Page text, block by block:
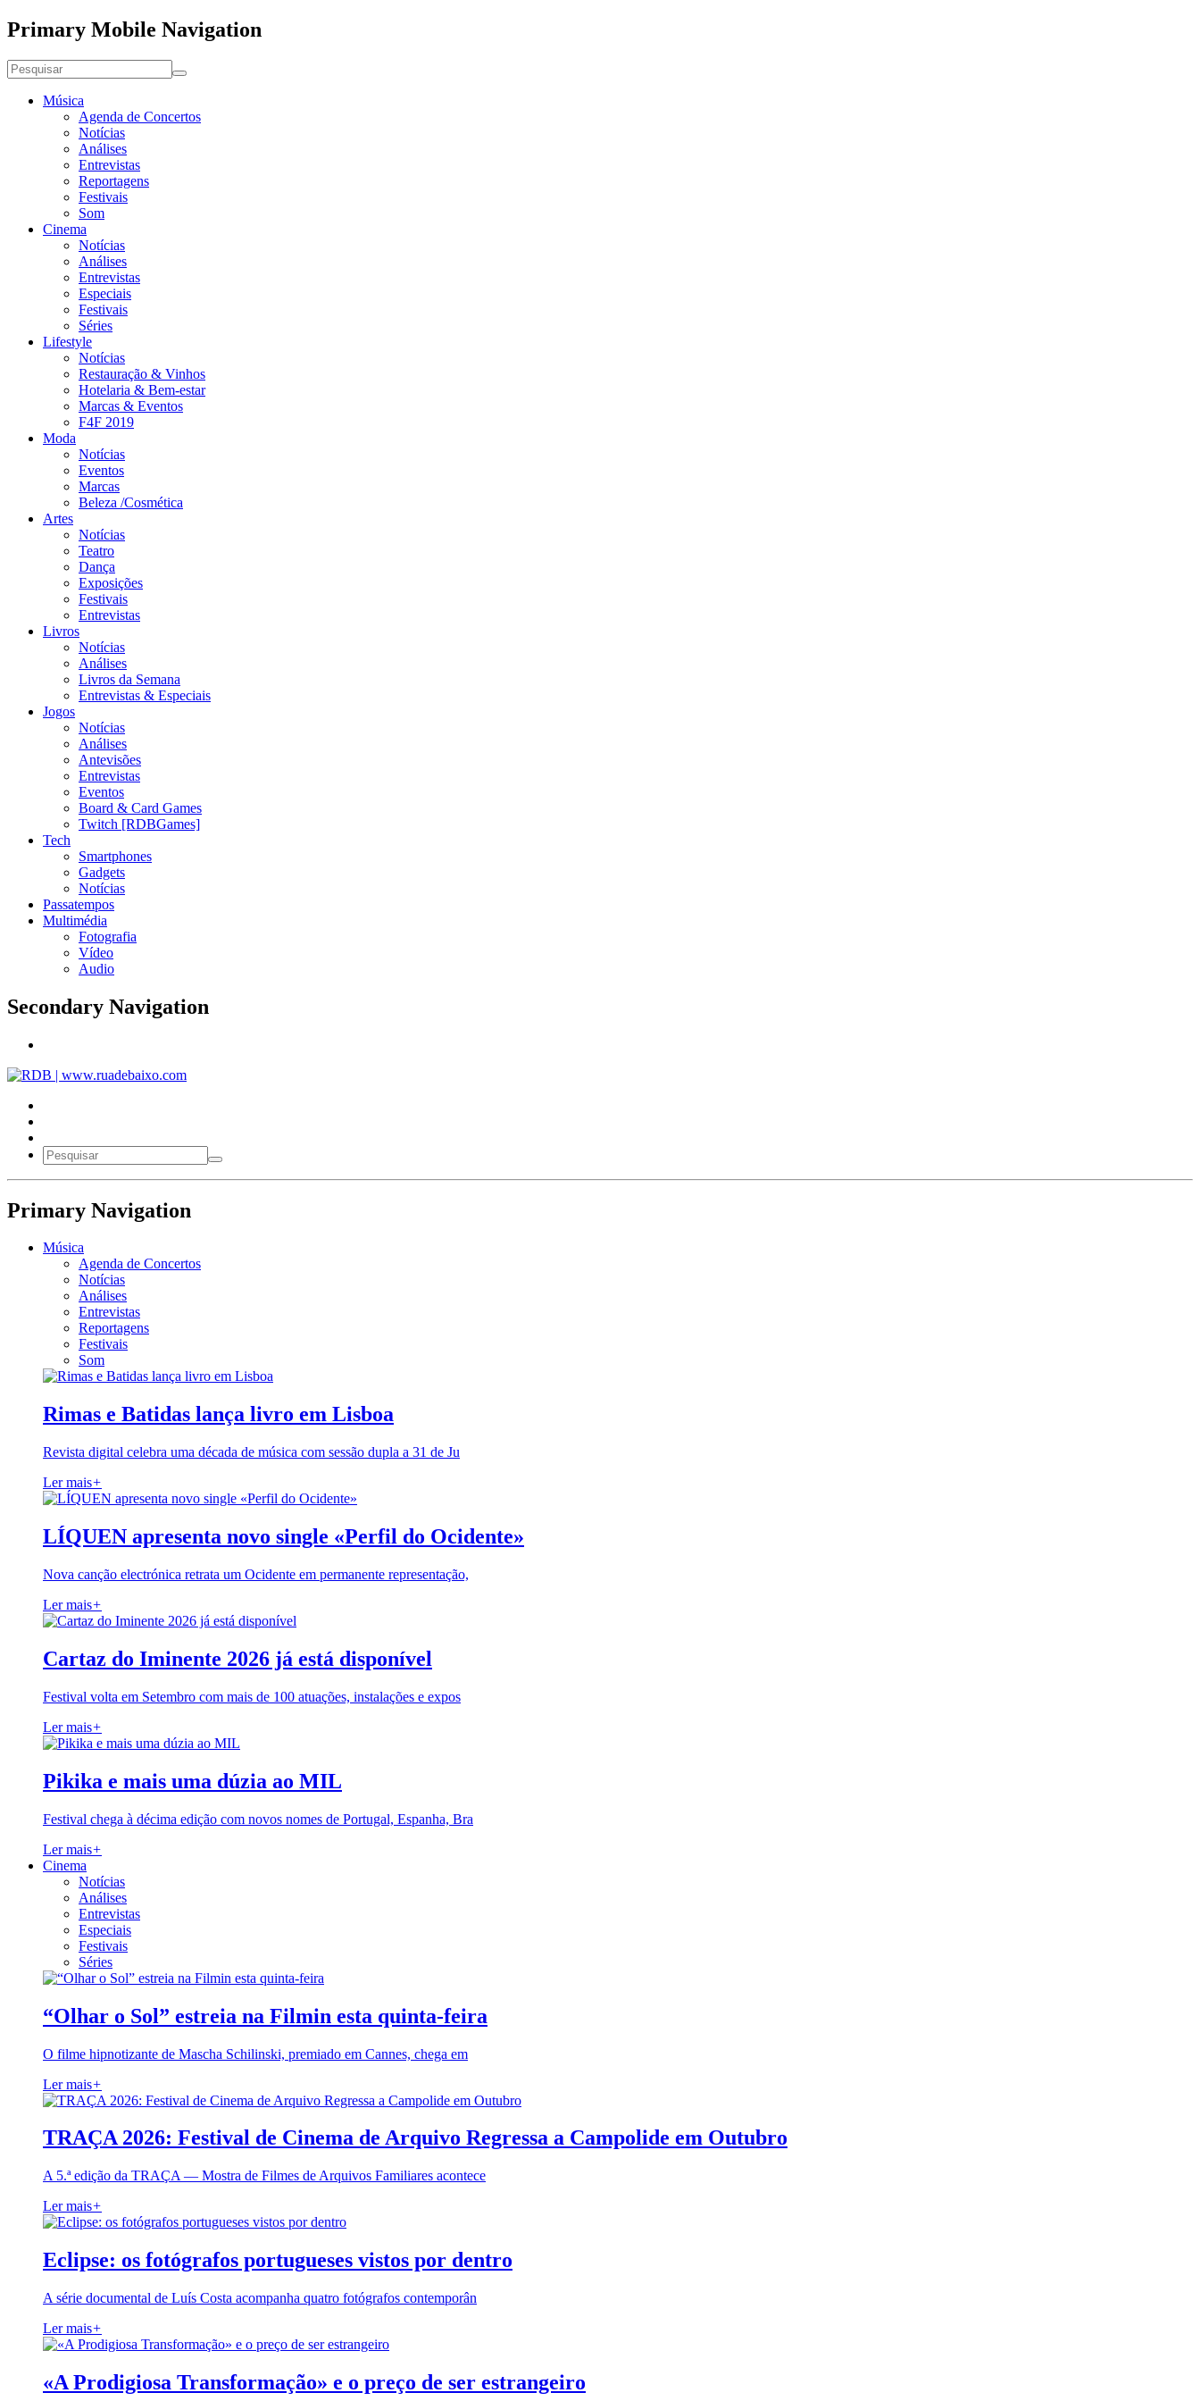
Primary Mobile Navigation
Música
Agenda de Concertos
Notícias
Análises
Entrevistas
Reportagens
Festivais
Som
Cinema
Notícias
Análises
Entrevistas
Especiais
Festivais
Séries
Lifestyle
Notícias
Restauração & Vinhos
Hotelaria & Bem-estar
Marcas & Eventos
F4F 2019
Moda
Notícias
Eventos
Marcas
Beleza /Cosmética
Artes
Notícias
Teatro
Dança
Exposições
Festivais
Entrevistas
Livros
Notícias
Análises
Livros da Semana
Entrevistas & Especiais
Jogos
Notícias
Análises
Antevisões
Entrevistas
Eventos
Board & Card Games
Twitch [RDBGames]
Tech
Smartphones
Gadgets
Notícias
Passatempos
Multimédia
Fotografia
Vídeo
Audio
Secondary Navigation
Primary Navigation
Música
Agenda de Concertos
Notícias
Análises
Entrevistas
Reportagens
Festivais
Som
Rimas e Batidas lança livro em Lisboa
Revista digital celebra uma década de música com sessão dupla a 31 de Ju
Ler mais+
LÍQUEN apresenta novo single «Perfil do Ocidente»
Nova canção electrónica retrata um Ocidente em permanente representação,
Ler mais+
Cartaz do Iminente 2026 já está disponível
Festival volta em Setembro com mais de 100 atuações, instalações e expos
Ler mais+
Pikika e mais uma dúzia ao MIL
Festival chega à décima edição com novos nomes de Portugal, Espanha, Bra
Ler mais+
Cinema
Notícias
Análises
Entrevistas
Especiais
Festivais
Séries
“Olhar o Sol” estreia na Filmin esta quinta-feira
O filme hipnotizante de Mascha Schilinski, premiado em Cannes, chega em
Ler mais+
TRAÇA 2026: Festival de Cinema de Arquivo Regressa a Campolide em Outubro
A 5.ª edição da TRAÇA — Mostra de Filmes de Arquivos Familiares acontece
Ler mais+
Eclipse: os fotógrafos portugueses vistos por dentro
A série documental de Luís Costa acompanha quatro fotógrafos contemporân
Ler mais+
«A Prodigiosa Transformação» e o preço de ser estrangeiro